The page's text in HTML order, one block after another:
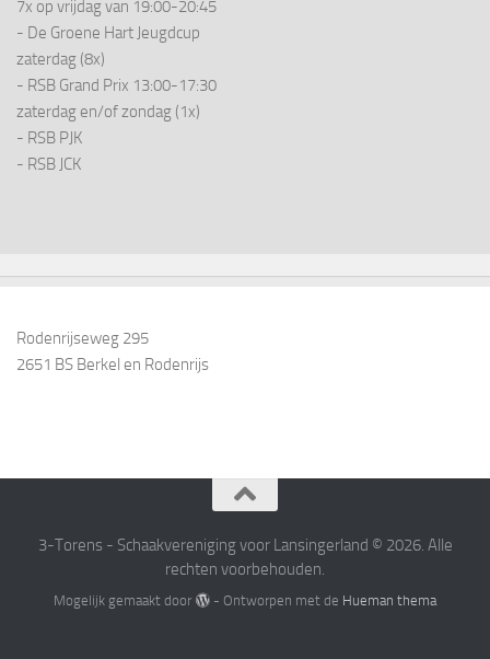
7x op vrijdag van 19:00-20:45
- De Groene Hart Jeugdcup
zaterdag (8x)
- RSB Grand Prix 13:00-17:30
zaterdag en/of zondag (1x)
- RSB PJK
- RSB JCK
Rodenrijseweg 295
2651 BS Berkel en Rodenrijs
3-Torens - Schaakvereniging voor Lansingerland © 2026. Alle
rechten voorbehouden.
Mogelijk gemaakt door - Ontworpen met de Hueman thema